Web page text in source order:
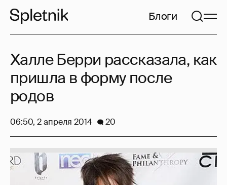
Блоги
Халле Берри рассказала, как
пришла в форму после
родов
06:50, 2 апреля 2014 20